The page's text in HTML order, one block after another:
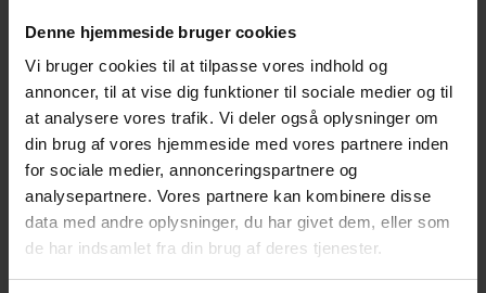
Denne hjemmeside bruger cookies
Vi bruger cookies til at tilpasse vores indhold og
annoncer, til at vise dig funktioner til sociale medier og til
at analysere vores trafik. Vi deler også oplysninger om
din brug af vores hjemmeside med vores partnere inden
for sociale medier, annonceringspartnere og
analysepartnere. Vores partnere kan kombinere disse
data med andre oplysninger, du har givet dem, eller som
de har indsamlet fra din brug af deres tjenester.
skabe læringsmiljøer, der
fremmer deltagelse for
flere børn?
Oplægget dykker ned i
hjernevenlig pædagogik
med fokus på trygge
relationer, et afbalanceret
sansemiljø og professionel
støtte til regulering af
nervesystemet.
Neuropædagogikken
handler om at matche
aktiviteter og læringsmiljø til
barnets aktuelle tilstand –